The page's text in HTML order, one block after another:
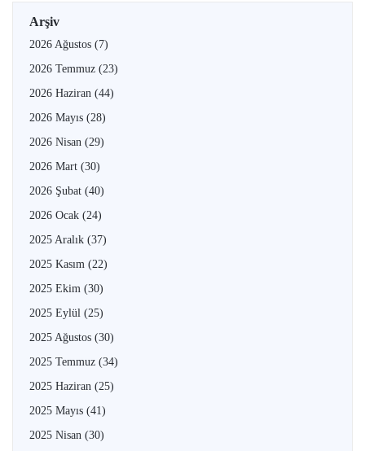
Arşiv
2026 Ağustos (7)
2026 Temmuz (23)
2026 Haziran (44)
2026 Mayıs (28)
2026 Nisan (29)
2026 Mart (30)
2026 Şubat (40)
2026 Ocak (24)
2025 Aralık (37)
2025 Kasım (22)
2025 Ekim (30)
2025 Eylül (25)
2025 Ağustos (30)
2025 Temmuz (34)
2025 Haziran (25)
2025 Mayıs (41)
2025 Nisan (30)